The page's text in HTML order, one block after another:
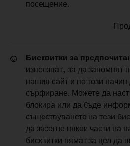
посещение.
Бисквитки за
използват, за да запомнят
нашия сайт и по този
сърфиране. Можете да
блокира или да бъде
съществуването на тези
да засегне някои части на
бисквитки нямат за цел да